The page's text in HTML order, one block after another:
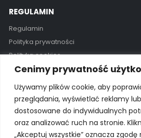
Cenimy prywatność
Używamy plików cookie, aby
przeglądania, wyświetlać reklamy
dostosowane do indywidualnych
oraz analizować ruch na stronie.
„Akceptuj wszystkie” oznacza zgodę
REGULAMIN
Regulamin
Polityka prywatności
Polityka cookies
Pon - Pią / 11:00 - 19:00